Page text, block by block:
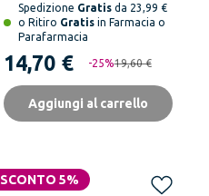
Spedizione Gratisda 23,99 €
o Ritiro Gratisin Farmacia o
Parafarmacia
14,70 € -25%19,60 €
Aggiungi al carrello
SCONTO 5%